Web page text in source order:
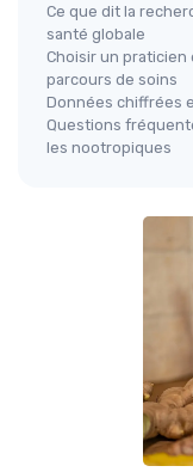
Ce que dit la
santé globale
Choisir un
parcours de soins
Données chiffrées
Questions
les nootropiques